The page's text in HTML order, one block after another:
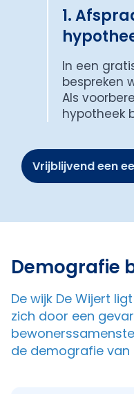
1.
In een
bespreken
Als
hypotheek
Vrijblijvend een
Demografie
De wijk De Wijert
zich door een
de demografie van